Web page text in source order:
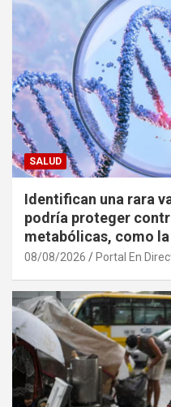
SALUD
Identifican una rara
podría proteger
metabólicas, como
08/08/2026 Portal En